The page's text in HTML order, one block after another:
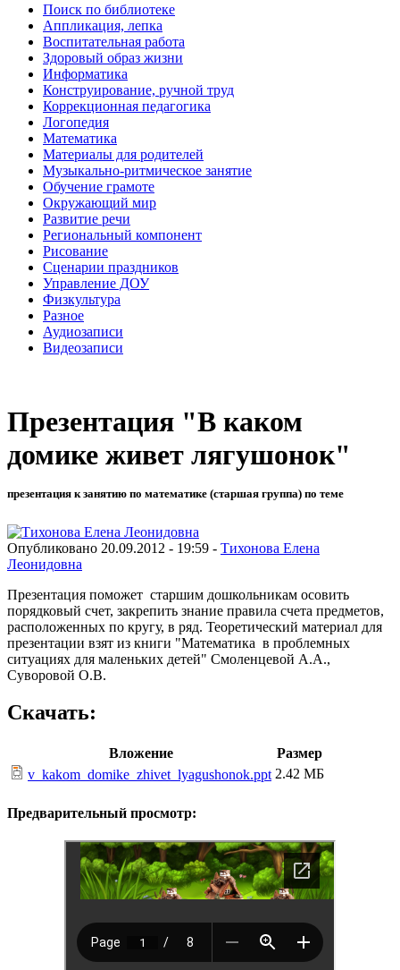
Поиск по библиотеке
Аппликация, лепка
Воспитательная работа
Здоровый образ жизни
Информатика
Конструирование, ручной труд
Коррекционная педагогика
Логопедия
Математика
Материалы для родителей
Музыкально-ритмическое занятие
Обучение грамоте
Окружающий мир
Развитие речи
Региональный компонент
Рисование
Сценарии праздников
Управление ДОУ
Физкультура
Разное
Аудиозаписи
Видеозаписи
Презентация "В каком
домике живет лягушонок"
презентация к занятию по математике (старшая группа) по теме
Опубликовано 20.09.2012 - 19:59 - Тихонова Елена
Леонидовна
Презентация поможет старшим дошкольникам осовить
порядковый счет, закрепить знание правила счета предметов,
расположенных по кругу, в ряд. Теоретический материал для
презентации взят из книги "Математика в проблемных
ситуациях для маленьких детей" Смоленцевой А.А.,
Суворовой О.В.
Скачать:
Вложение
Размер
v_kakom_domike_zhivet_lyagushonok.ppt 2.42 МБ
Предварительный просмотр: